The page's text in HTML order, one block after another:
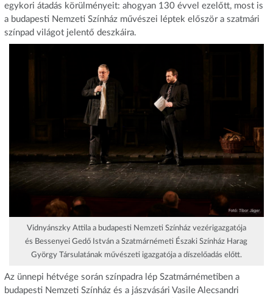
egykori átadás körülményeit: ahogyan 130 évvel ezelőtt, most is
a budapesti Nemzeti Színház művészei léptek először a szatmári
színpad világot jelentő deszkáira.
Vidnyánszky Attila a budapesti Nemzeti Színház vezérigazgatója
és Bessenyei Gedő István a Szatmárnémeti Északi Színház Harag
György Társulatának művészeti igazgatója a díszelőadás előtt.
Az ünnepi hétvége során színpadra lép Szatmárnémetiben a
budapesti Nemzeti Színház és a jászvásári Vasile Alecsandri